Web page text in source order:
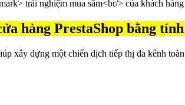
hàng PrestaShop bằng
xây dựng một chiến dịch tiếp thị đa kênh